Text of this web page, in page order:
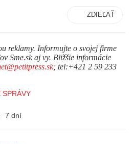
ZDIEĽAŤ
reklamy. Informujte o svojej firme
Sme.sk aj vy. Bližšie informácie
; tel:+421 2 59 233
SPRÁVY
7 dní